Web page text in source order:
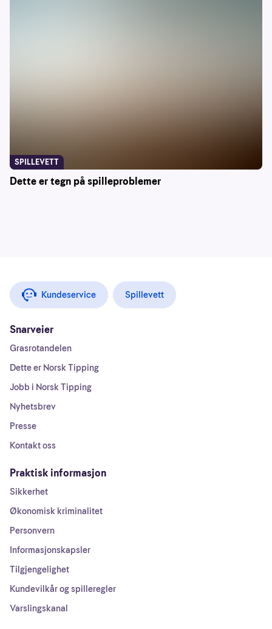
Dette er tegn på spilleproblemer
SPILLEVETT
Kundeservice Spillevett
Snarveier
Grasrotandelen
Dette er Norsk Tipping
Jobb i Norsk Tipping
Nyhetsbrev
Presse
Kontakt oss
Praktisk informasjon
Sikkerhet
Økonomisk kriminalitet
Personvern
Informasjonskapsler
Tilgjengelighet
Kundevilkår og spilleregler
Varslingskanal